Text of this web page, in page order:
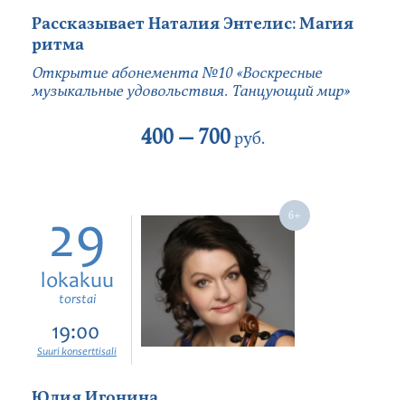
Рассказывает Наталия Энтелис: Магия
ритма
Открытие абонемента №10 «Воскресные
музыкальные удовольствия. Танцующий мир»
400 — 700руб.
29
lokakuu
torstai
19:00
Suuri konserttisali